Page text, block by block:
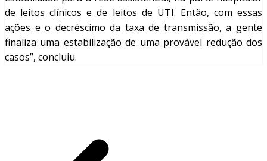
de leitos clínicos e de leitos de UTI. Então, com essas
ações e o decréscimo da taxa de transmissão, a gente
finaliza uma estabilização de uma provável redução dos
casos”, concluiu.